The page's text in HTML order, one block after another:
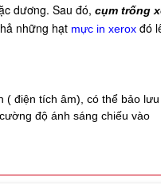
dương. Sau đó, cụm trống
những hạt mực in xeroxđó
điện tích âm), có thể bảo
độ ánh sáng chiếu vào